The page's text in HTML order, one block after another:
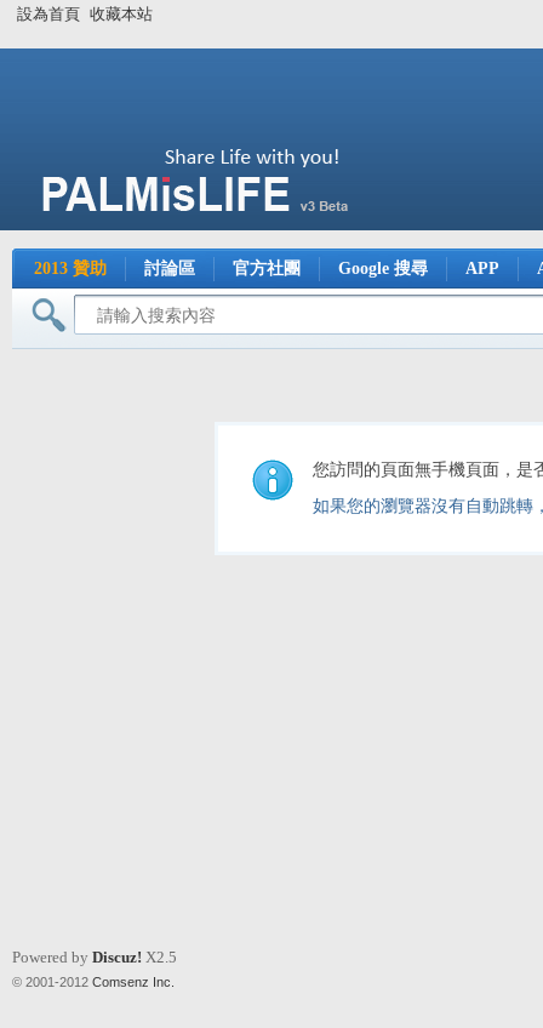
設為首頁 收藏本站
2013 贊助 討論區 官方社團 Google 搜尋 APP
您訪問的頁面無手機頁面，是
如果您的瀏覽器沒有自動跳轉
Powered by Discuz! X2.5
© 2001-2012 Comsenz Inc.